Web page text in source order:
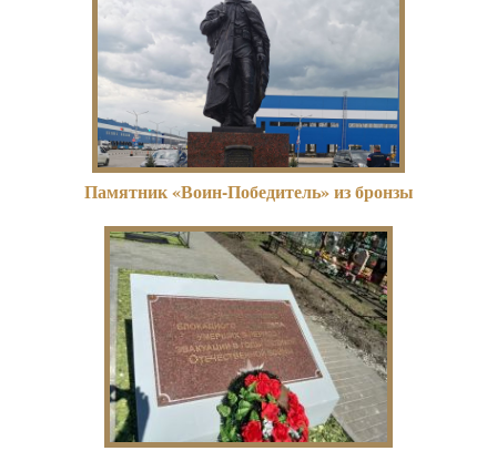
Памятник «Воин-Победитель» из бронзы